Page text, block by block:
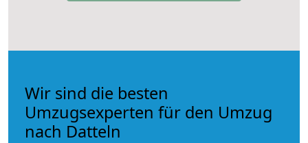
Wir sind die besten
Umzugsexperten für den Umzug
nach Datteln